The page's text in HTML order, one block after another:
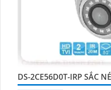
DS-2CE56D0T-IRP SẮC